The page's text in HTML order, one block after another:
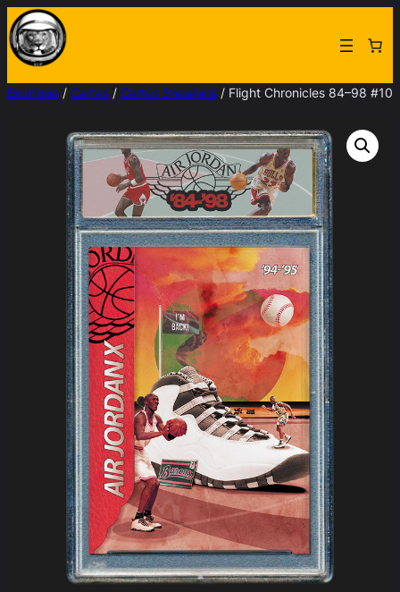
Aller
au
contenu
Boutique / Cartes / Cartes Sneakers / Flight Chronicles 84–98 #10